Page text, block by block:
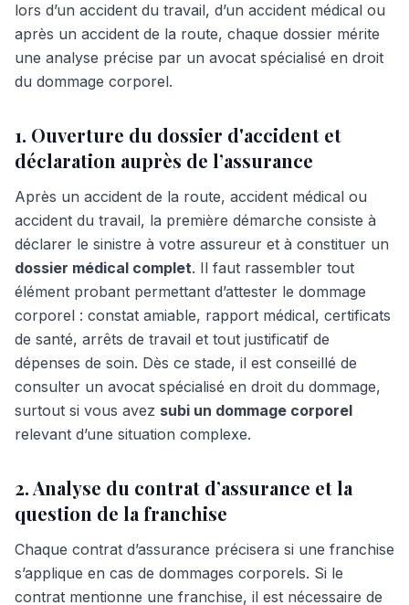
lors d’un accident du travail, d’un accident médical ou
après un accident de la route, chaque dossier mérite
une analyse précise par un avocat spécialisé en droit
du dommage corporel.
1. Ouverture du dossier d'accident et
déclaration auprès de l’assurance
Après un accident de la route, accident médical ou
accident du travail, la première démarche consiste à
déclarer le sinistre à votre assureur et à constituer un
dossier médical complet. Il faut rassembler tout
élément probant permettant d’attester le dommage
corporel : constat amiable, rapport médical, certificats
de santé, arrêts de travail et tout justificatif de
dépenses de soin. Dès ce stade, il est conseillé de
consulter un avocat spécialisé en droit du dommage,
surtout si vous avez subi un dommage corporel
relevant d’une situation complexe.
2. Analyse du contrat d’assurance et la
question de la franchise
Chaque contrat d’assurance précisera si une franchise
s’applique en cas de dommages corporels. Si le
contrat mentionne une franchise, il est nécessaire de